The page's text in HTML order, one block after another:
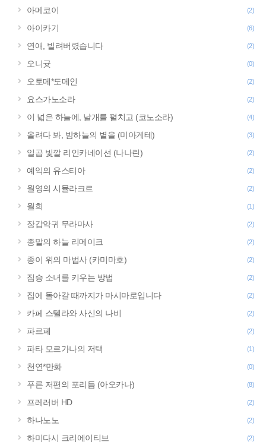
아메코이 (2)
아이카기 (6)
연애, 빌려버렸습니다 (2)
오니귯 (0)
오토메*도메인 (2)
요스가노소라 (2)
이 넓은 하늘에, 날개를 펼치고 (코노소라) (4)
올려다 봐, 밤하늘의 별을 (미아게테) (3)
일곱 빛깔 리인카네이션 (나나린) (2)
예익의 유스티아 (2)
월영의 시뮬라크르 (2)
월희 (1)
장갑악귀 무라마사 (2)
종말의 하늘 리메이크 (2)
종이 위의 마법사 (카미마호) (2)
짐승 소녀를 키우는 방법 (2)
집에 돌아갈 때까지가 마시마로입니다 (2)
카페 스텔라와 사신의 나비 (2)
파르페 (2)
파타 모르가나의 저택 (1)
천연*만화 (0)
푸른 저편의 포리듬 (아오카나) (8)
프레러버 HD (2)
하나노노 (2)
하미다시 크리에이티브 (2)